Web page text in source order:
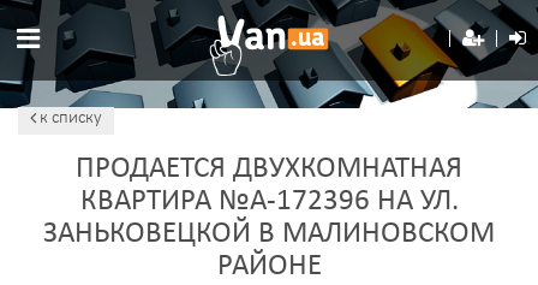
к списку
ПРОДАЕТСЯ ДВУХКОМНАТНАЯ
КВАРТИРА №A-172396 НА УЛ.
ЗАНЬКОВЕЦКОЙ В МАЛИНОВСКОМ
РАЙОНЕ